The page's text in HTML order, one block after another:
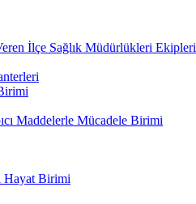
İlçe Sağlık Müdürlükleri Ekipleri
Maddelerle Mücadele Birimi
Hayat Birimi